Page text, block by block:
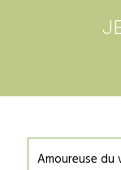
Amoureuse du